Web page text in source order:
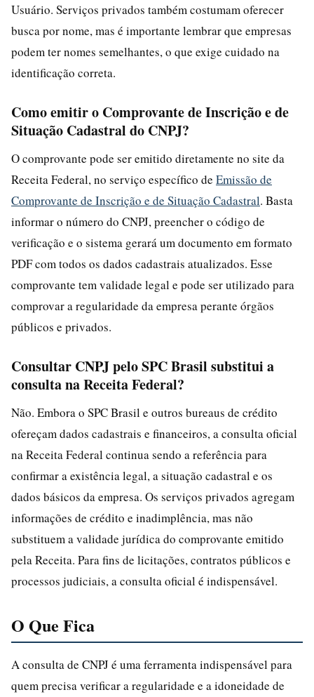
Usuário. Serviços privados também costumam oferecer
busca por nome, mas é importante lembrar que empresas
podem ter nomes semelhantes, o que exige cuidado na
identificação correta.
Como emitir o Comprovante de Inscrição e de
Situação Cadastral do CNPJ?
O comprovante pode ser emitido diretamente no site da
Receita Federal, no serviço específico de Emissão de
Comprovante de Inscrição e de Situação Cadastral. Basta
informar o número do CNPJ, preencher o código de
verificação e o sistema gerará um documento em formato
PDF com todos os dados cadastrais atualizados. Esse
comprovante tem validade legal e pode ser utilizado para
comprovar a regularidade da empresa perante órgãos
públicos e privados.
Consultar CNPJ pelo SPC Brasil substitui a
consulta na Receita Federal?
Não. Embora o SPC Brasil e outros bureaus de crédito
ofereçam dados cadastrais e financeiros, a consulta oficial
na Receita Federal continua sendo a referência para
confirmar a existência legal, a situação cadastral e os
dados básicos da empresa. Os serviços privados agregam
informações de crédito e inadimplência, mas não
substituem a validade jurídica do comprovante emitido
pela Receita. Para fins de licitações, contratos públicos e
processos judiciais, a consulta oficial é indispensável.
O Que Fica
A consulta de CNPJ é uma ferramenta indispensável para
quem precisa verificar a regularidade e a idoneidade de